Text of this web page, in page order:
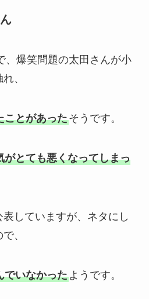
、爆笑問題の太田さんが小
、
ことがあったそうです。
がとても悪くなってしまっ
していますが、ネタにし
、
でいなかったようです。